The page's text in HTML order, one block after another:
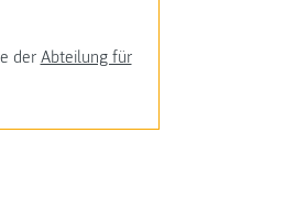
der Abteilung für